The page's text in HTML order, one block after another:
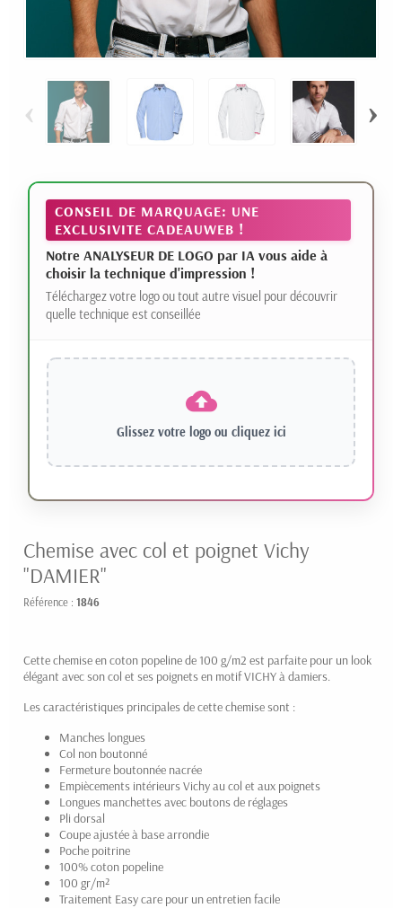
‹ ›
CONSEIL DE MARQUAGE: UNE
EXCLUSIVITE CADEAUWEB !
Notre ANALYSEUR DE LOGO par IA vous aide à
choisir la technique d'impression !
Téléchargez votre logo ou tout autre visuel pour découvrir
quelle technique est conseillée
Glissez votre logo ou cliquez ici
Chemise avec col et poignet Vichy
"DAMIER"
Référence : 1846
Cette chemise en coton popeline de 100 g/m2 est parfaite pour un look
élégant avec son col et ses poignets en motif VICHY à damiers.
Les caractéristiques principales de cette chemise sont :
Manches longues
Col non boutonné
Fermeture boutonnée nacrée
Empiècements intérieurs Vichy au col et aux poignets
Longues manchettes avec boutons de réglages
Pli dorsal
Coupe ajustée à base arrondie
Poche poitrine
100% coton popeline
100 gr/m²
Traitement Easy care pour un entretien facile